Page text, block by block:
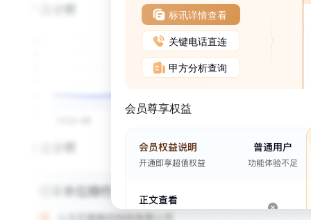
标讯详情查看
关键电话直连
甲方分析查询
会员尊享权益